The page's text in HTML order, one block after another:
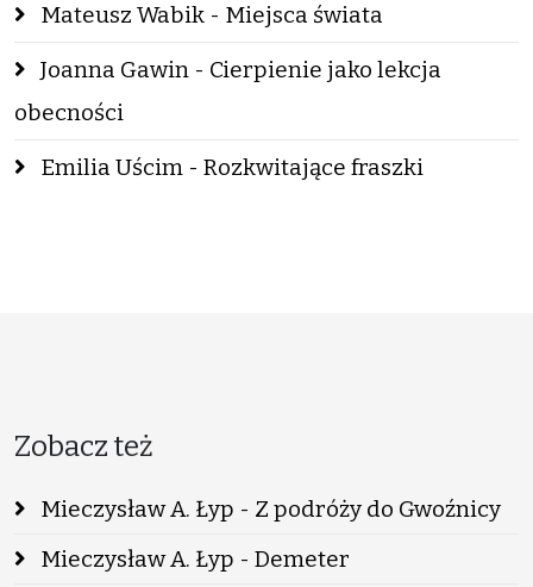
Mateusz Wabik - Miejsca świata
Joanna Gawin - Cierpienie jako lekcja
obecności
Emilia Uścim - Rozkwitające fraszki
Zobacz też
Mieczysław A. Łyp - Z podróży do Gwoźnicy
Mieczysław A. Łyp - Demeter